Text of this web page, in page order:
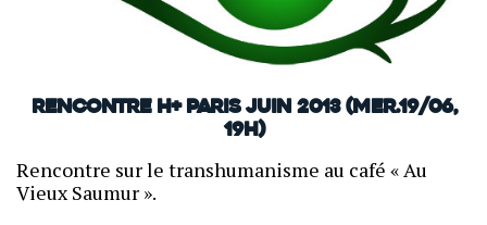
Rencontre H+ Paris Juin 2013 (mer.19/06,
19h)
Rencontre sur le transhumanisme au café « Au
Vieux Saumur ».